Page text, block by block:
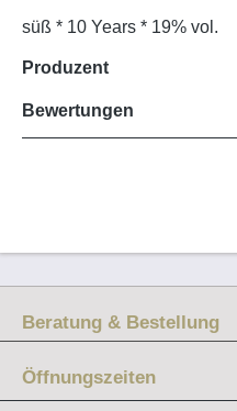
süß * 10 Years * 19% vol.
Produzent
Bewertungen
Beratung & Bestellung
Öffnungszeiten